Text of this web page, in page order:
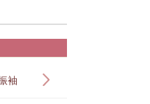
袖